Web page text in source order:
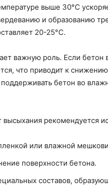
выше 30°C
и образованию
20-25°C.
важную роль. Если
что приводит к
бетон во
высыхания рекомендуется
или влажной
поверхности бетона.
составов,